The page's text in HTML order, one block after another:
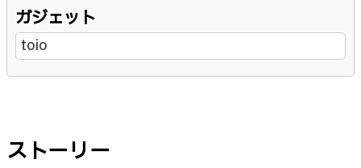
ガジェット
toio
ストーリー